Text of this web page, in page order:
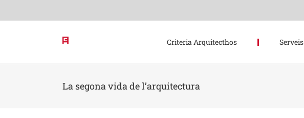
content
Criteria Arquitecthos Serveis
La segona vida de l’arquitectura